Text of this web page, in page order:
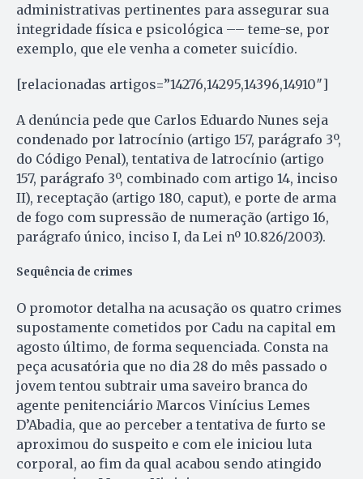
administrativas pertinentes para assegurar sua
integridade física e psicológica –– teme-se, por
exemplo, que ele venha a cometer suicídio.
[relacionadas artigos=”14276,14295,14396,14910″]
A denúncia pede que Carlos Eduardo Nunes seja
condenado por latrocínio (artigo 157, parágrafo 3º,
do Código Penal), tentativa de latrocínio (artigo
157, parágrafo 3º, combinado com artigo 14, inciso
II), receptação (artigo 180, caput), e porte de arma
de fogo com supressão de numeração (artigo 16,
parágrafo único, inciso I, da Lei nº 10.826/2003).
Sequência de crimes
O promotor detalha na acusação os quatro crimes
supostamente cometidos por Cadu na capital em
agosto último, de forma sequenciada. Consta na
peça acusatória que no dia 28 do mês passado o
jovem tentou subtrair uma saveiro branca do
agente penitenciário Marcos Vinícius Lemes
D’Abadia, que ao perceber a tentativa de furto se
aproximou do suspeito e com ele iniciou luta
corporal, ao fim da qual acabou sendo atingido